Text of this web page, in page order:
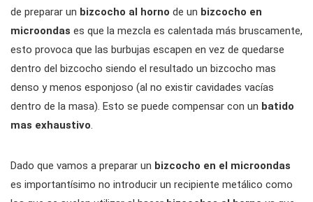
de preparar un bizcocho al horno de un bizcocho en
microondas es que la mezcla es calentada más bruscamente,
esto provoca que las burbujas escapen en vez de quedarse
dentro del bizcocho siendo el resultado un bizcocho mas
denso y menos esponjoso (al no existir cavidades vacías
dentro de la masa). Esto se puede compensar con un batido
mas exhaustivo.
Dado que vamos a preparar un bizcocho en el microondas
es importantísimo no introducir un recipiente metálico como